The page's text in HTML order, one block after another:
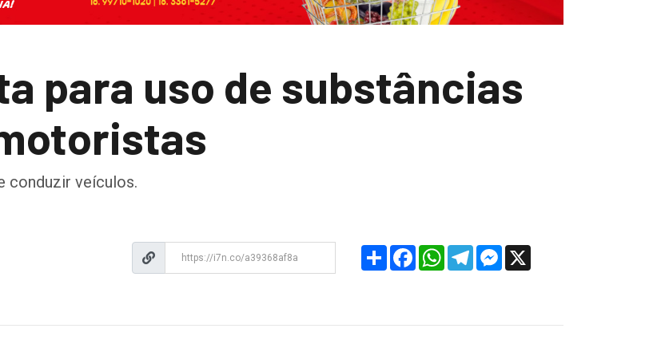
para uso de substâncias
conduzir veículos.
Share FacebookWhatsAppTelegramMessenger